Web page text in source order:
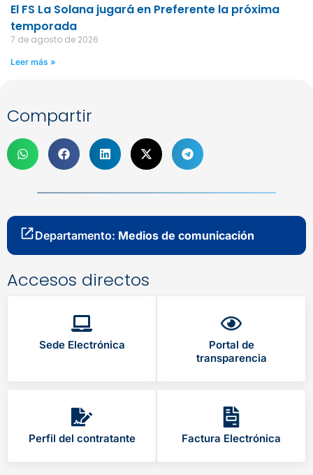
El FS La Solana jugará en Preferente la próxima
temporada
7 de agosto de 2026
Leer más »
Compartir
Departamento: Medios de comunicación
Accesos directos
Sede Electrónica
Portal de
transparencia
Perfil del contratante Factura Electrónica